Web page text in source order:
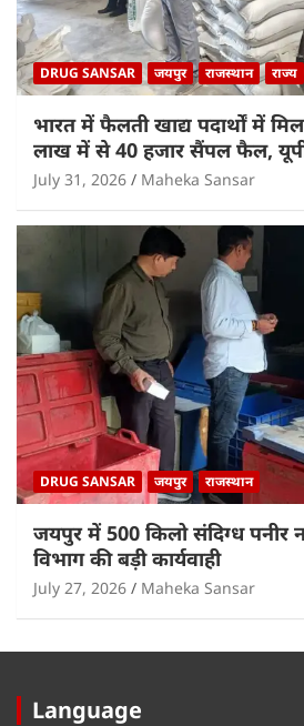
DRUG SANSAR जयपुर राजस्थान राज्य
भारत में फैलती खाद्य पदार्थों में
लाख में से 40 हजार सैंपल फैल,
July 31, 2026 Maheka Sansar
DRUG SANSAR जयपुर राजस्थान
जयपुर में 500 किलो संदिग्ध पनीर
विभाग की बड़ी कार्यवाही
July 27, 2026 Maheka Sansar
Language